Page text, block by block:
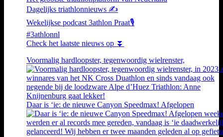
Dagelijks triathlonnieuws ✍️
Wekelijkse podcast 3athlon Praat🎙️
#3athlonnl
Check het laatste nieuws op ⏬
Voormalig hardloopster, tegenwoordig wielrenster,
Daar is ‘ie: de nieuwe Canyon Speedmax! Afgelopen